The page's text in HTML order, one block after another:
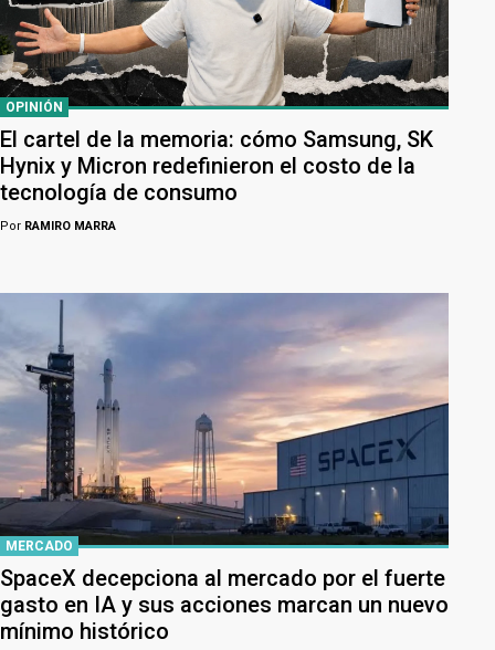
OPINIÓN
El cartel de la memoria: cómo Samsung, SK
Hynix y Micron redefinieron el costo de la
tecnología de consumo
Por RAMIRO MARRA
MERCADO
SpaceX decepciona al mercado por el fuerte
gasto en IA y sus acciones marcan un nuevo
mínimo histórico